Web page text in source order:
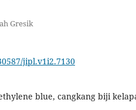
Gresik
jipl.v1i2.7130
blue, cangkang biji